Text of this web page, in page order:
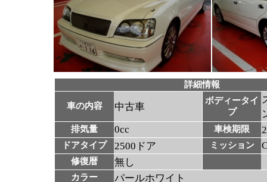
詳細情報
車の内容 中古車
ボディータイ
プ
排気量 0cc 車検期限
ドアタイプ 2500ドア ミッション
修復暦 無し
カラー パールホワイト